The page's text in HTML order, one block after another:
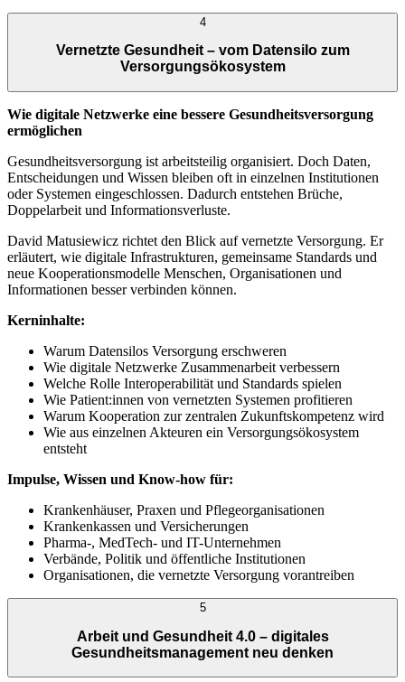
4
Vernetzte Gesundheit – vom Datensilo zum
Versorgungsökosystem
Wie digitale Netzwerke eine bessere Gesundheitsversorgung
ermöglichen
Gesundheitsversorgung ist arbeitsteilig organisiert. Doch Daten,
Entscheidungen und Wissen bleiben oft in einzelnen Institutionen
oder Systemen eingeschlossen. Dadurch entstehen Brüche,
Doppelarbeit und Informationsverluste.
David Matusiewicz richtet den Blick auf vernetzte Versorgung. Er
erläutert, wie digitale Infrastrukturen, gemeinsame Standards und
neue Kooperationsmodelle Menschen, Organisationen und
Informationen besser verbinden können.
Kerninhalte:
Warum Datensilos Versorgung erschweren
Wie digitale Netzwerke Zusammenarbeit verbessern
Welche Rolle Interoperabilität und Standards spielen
Wie Patient:innen von vernetzten Systemen profitieren
Warum Kooperation zur zentralen Zukunftskompetenz wird
Wie aus einzelnen Akteuren ein Versorgungsökosystem
entsteht
Impulse, Wissen und Know-how für:
Krankenhäuser, Praxen und Pflegeorganisationen
Krankenkassen und Versicherungen
Pharma-, MedTech- und IT-Unternehmen
Verbände, Politik und öffentliche Institutionen
Organisationen, die vernetzte Versorgung vorantreiben
5
Arbeit und Gesundheit 4.0 – digitales
Gesundheitsmanagement neu denken